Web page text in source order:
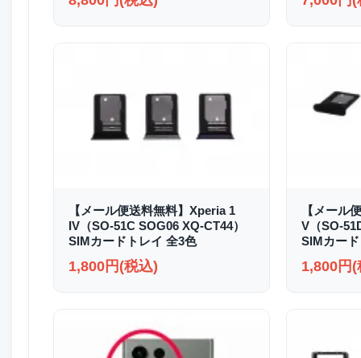
【メール便送料無料】Xperia 1
IV（SO-51C SOG06 XQ-CT44）
SIMカードトレイ 全3色
1,800円(税込)
【メール
V（SO-
SIMカー
1,800円(